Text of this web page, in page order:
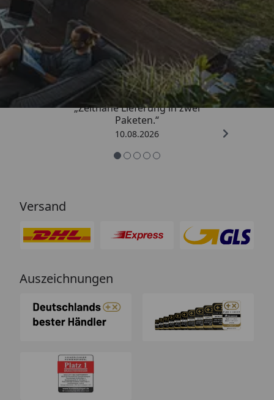
Trusted Shops
4,81/ 5
„Zeitnahe Lieferung in zwei
Paketen.“
10.08.2026
Versand
Auszeichnungen